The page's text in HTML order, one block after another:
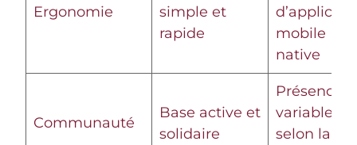
Ergonomie
simple et
rapide
mobile
native
Communauté
Base active et
solidaire
Présence
variable
selon la